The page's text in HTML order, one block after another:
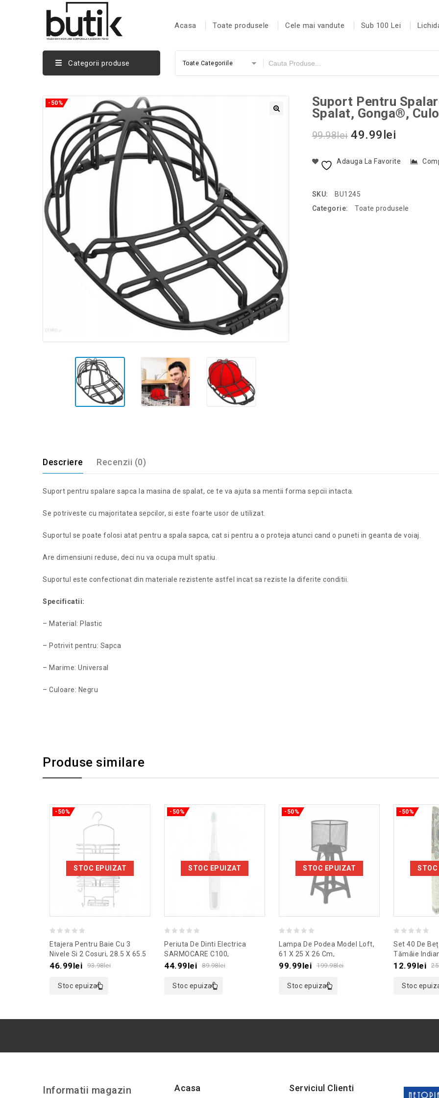
Acasa Toate produsele Cele mai vandute Sub 100 Lei
Categorii produse Toate Categoriile
-50%
Suport Pentru
Spalat, Gonga®,
99.98lei 49.99 lei
Adauga La Favorite
SKU:
BU1245
Categorie:
Toate produsele
Descriere Recenzii (0)
Suport pentru spalare sapca la masina de spalat, ce te va ajuta sa mentii forma sepcii intacta.
Se potriveste cu majoritatea sepcilor, si este foarte usor de utilizat.
Suportul se poate folosi atat pentru a spala sapca, cat si pentru a o proteja atunci cand o puneti in geanta de voiaj.
Are dimensiuni reduse, deci nu va ocupa mult spatiu.
Suportul este confectionat din materiale rezistente astfel incat sa reziste la diferite conditii.
Specificatii:
– Material: Plastic
– Potrivit pentru: Sapca
– Marime: Universal
– Culoare: Negru
Produse similare
STOC EPUIZAT
-50%
out
of
Etajera Pentru Baie Cu 3
Nivele Si 2 Cosuri, 28.5 X 65.5
X 12 Cm, Culoaremodel
93.98lei
46.99lei
Stoc epuizat
STOC EPUIZAT
-50%
out
of
Periuta De Dinti Electrica
SARMOCARE C100,
Culoaremodel Alb
89.98lei
44.99lei
Stoc epuizat
STOC EPUIZAT
-50%
out
of
Lampa De Podea Model Loft,
61 X 25 X 26 Cm,
Culoaremodel Negru
199.98lei
99.99lei
Stoc epuizat
-50%
out
of
Set 40 De
Tămâie
Culoaremodel
12.99lei
Stoc
Informatii magazin Acasa Serviciul Clienti